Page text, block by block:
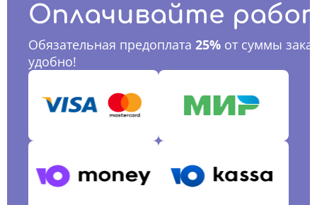
Оплачивайте
Обязательная предоплата 25% от суммы
удобно!